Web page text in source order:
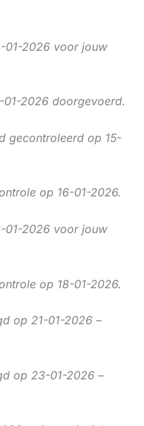
01-2026 voor jouw
2026 doorgevoerd.
gecontroleerd op 15-
op 16-01-2026.
01-2026 voor jouw
op 18-01-2026.
op 21-01-2026 –
op 23-01-2026 –